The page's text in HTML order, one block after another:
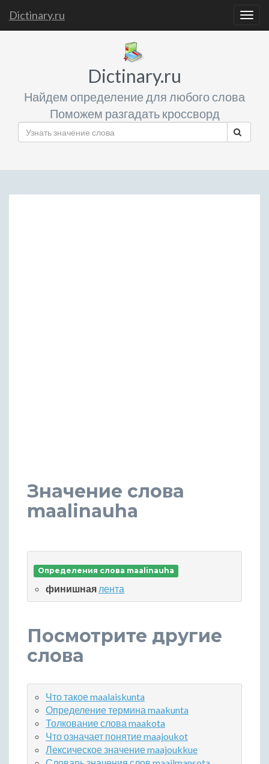
Dictinary.ru
Dictinary.ru
Найдем определение для любого слова
Поможем разгадать кроссворд
Значение слова
maalinauha
Определения слова maalinauha
финишная лента
Посмотрите другие
слова
Что такое maalaiskunta
Определение термина maakunta
Толкование слова maakota
Что означает понятие maajoukot
Лексическое значение maajoukkue